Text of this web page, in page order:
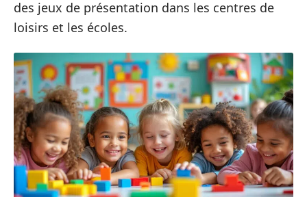
des jeux de présentation dans les centres de
loisirs et les écoles.